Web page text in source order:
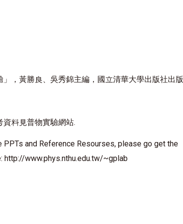
，黃勝良、吳秀錦主編，國立清華大學出版社出版
資料見普物實驗網站.
PPTs and Reference Resourses, please go get the
http://www.phys.nthu.edu.tw/~gplab